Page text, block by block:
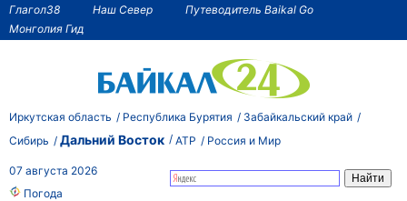
Глагол38 Наш Север
Путеводитель Baikal Go
Монголия Гид
Иркутская область Республика Бурятия
Забайкальский край
Сибирь
Дальний Восток АТР Россия и Мир
07 августа 2026
Погода